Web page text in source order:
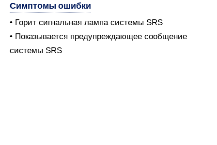
Симптомы ошибки
• Горит сигнальная лампа системы SRS
• Показывается предупреждающее сообщение
системы SRS